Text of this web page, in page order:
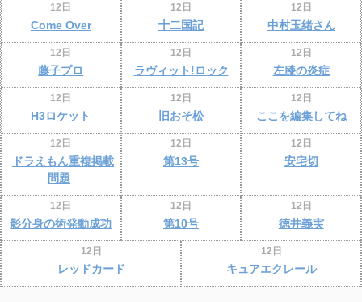
12日
Come Over
12日
十二国記
12日
中村玉緒さん
12日
藤子プロ
12日
ラヴィット!ロック
12日
左膝の炎症
12日
H3ロケット
12日
旧おそ松
12日
ここを編集してね
12日
ドラえもん重複掲載
問題
12日
第13号
12日
安宅切
12日
影分身の術発動成功
12日
第10号
12日
徳井義実
12日
レッドカード
12日
キュアエクレール